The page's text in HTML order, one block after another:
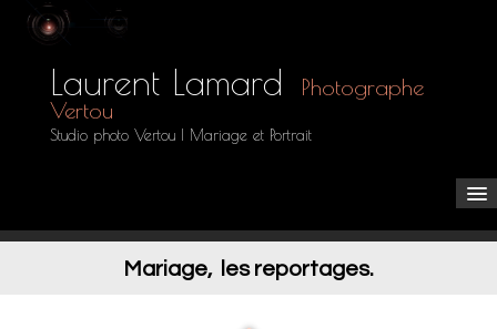
Laurent Lamard
Photographe
Vertou
Studio photo Vertou | Mariage et Portrait
Mariage, les reportages.